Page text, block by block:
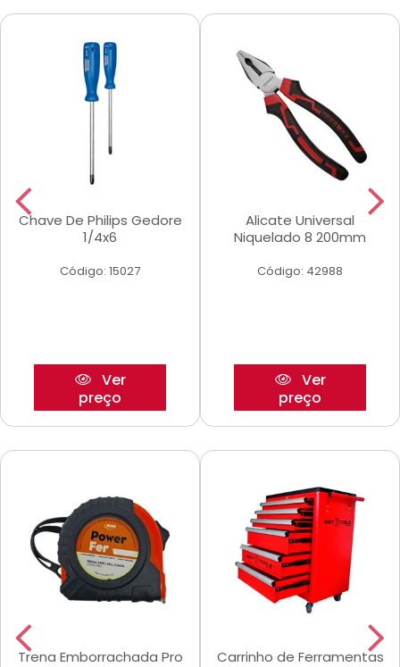
Chave De Philips Gedore
1/4x6
Código: 15027
Ver
preço
Alicate Universal
Niquelado 8 200mm
Código: 42988
Ver
preço
Trena Emborrachada Pro
Carrinho de Ferramentas